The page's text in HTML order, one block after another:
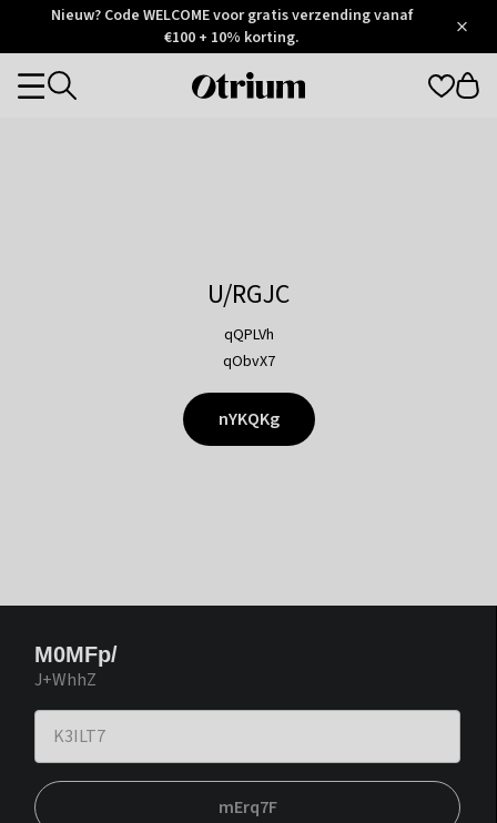
Otrium
Trustpilot
Nieuw? Code WELCOME voor gratis verzending vanaf
€100 + 10% korting.
Otrium
Categories
U/RGJC
qQPLVh
qObvX7
nYKQKg
M0MFp/
J+WhhZ
mErq7F